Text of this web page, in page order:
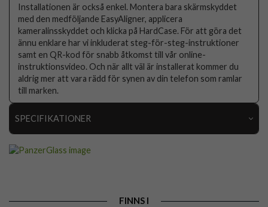
Installationen är också enkel. Montera bara skärmskyddet
med den medföljande EasyAligner, applicera
kameralinsskyddet och klicka på HardCase. För att göra det
ännu enklare har vi inkluderat steg-för-steg-instruktioner
samt en QR-kod för snabb åtkomst till vår online-
instruktionsvideo. Och när allt väl är installerat kommer du
aldrig mer att vara rädd för synen av din telefon som ramlar
till marken.
SPECIFIKATIONER
FINNS I